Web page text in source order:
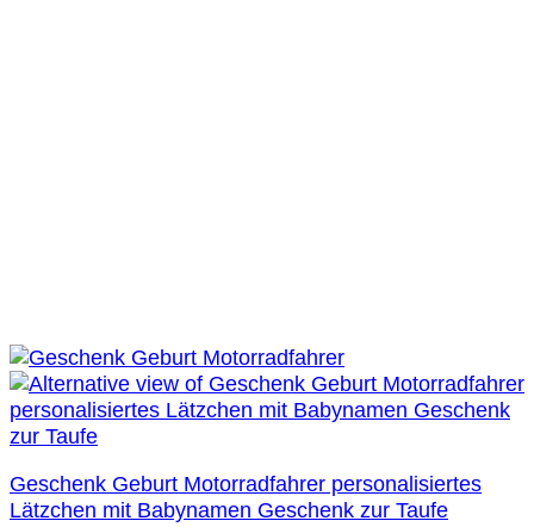
Geschenk Geburt Motorradfahrer personalisiertes
Lätzchen mit Babynamen Geschenk zur Taufe